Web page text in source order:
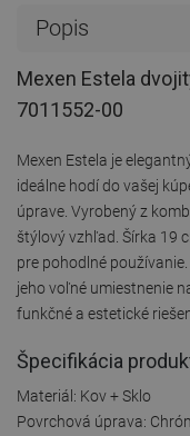
Popis
Mexen Estela
7011552-00
Mexen Estela je
ideálne hodí do vašej
úprave. Vyrobený z
štýlový vzhľad. Šírka 19
pre pohodlné
jeho voľné umiestnenie
funkčné a estetické
Špecifikácia
Materiál: Kov + Sklo
Povrchová úprava: